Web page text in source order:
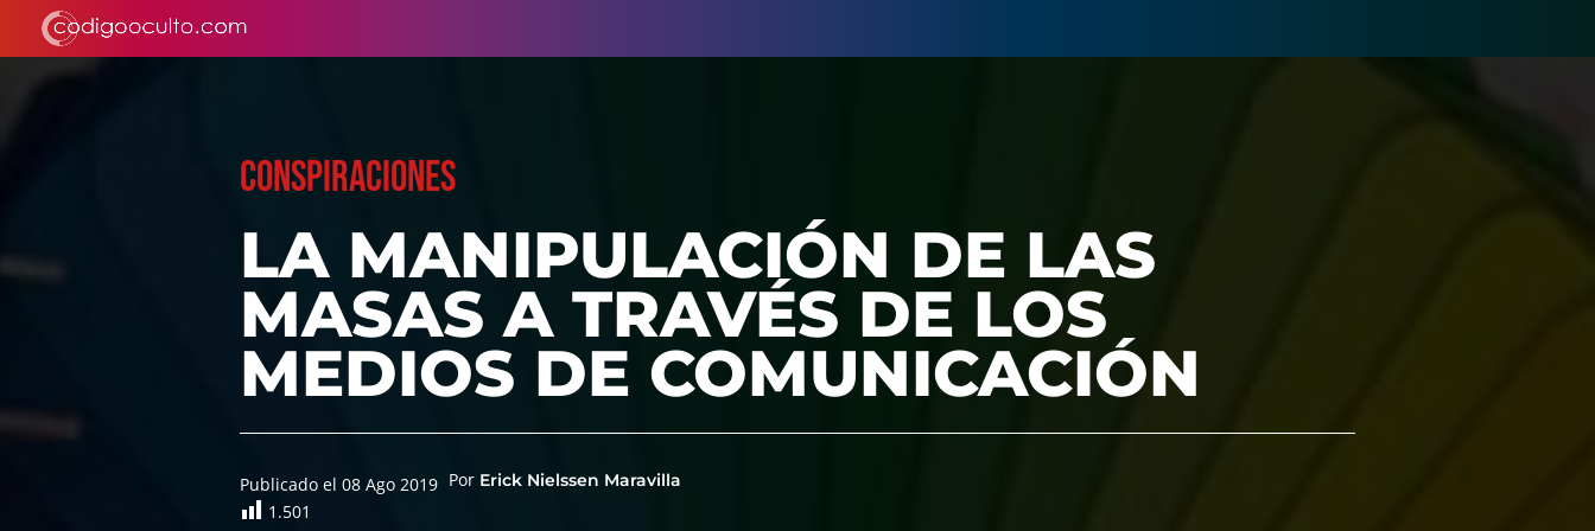
CONSPIRACIONES
LA MANIPULACIÓN DE LAS
MASAS A TRAVÉS DE LOS
MEDIOS DE COMUNICACIÓN
Publicado el 08 Ago 2019 Por Erick Nielssen Maravilla
1.501